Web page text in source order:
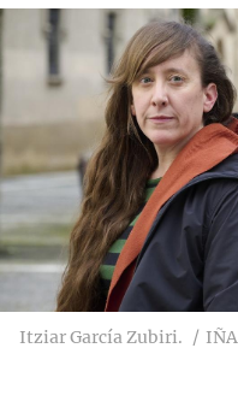
Itziar García Zubiri.